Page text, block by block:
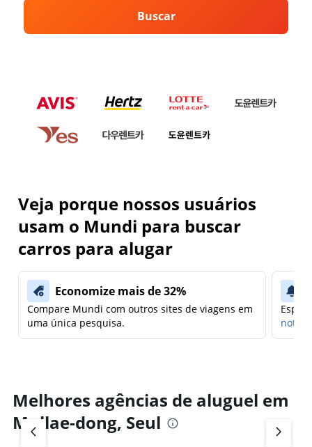
Buscar
Veja porque nossos usuários
usam o Mundi para buscar
carros para alugar
Economize mais de 32%
Compare Mundi com outros sites de viagens em
uma única pesquisa.
Melhores agências de aluguel em
Mullae-dong, Seul